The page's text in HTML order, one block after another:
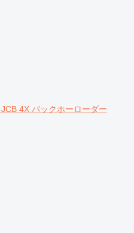
JCB 4X バックホーローダー